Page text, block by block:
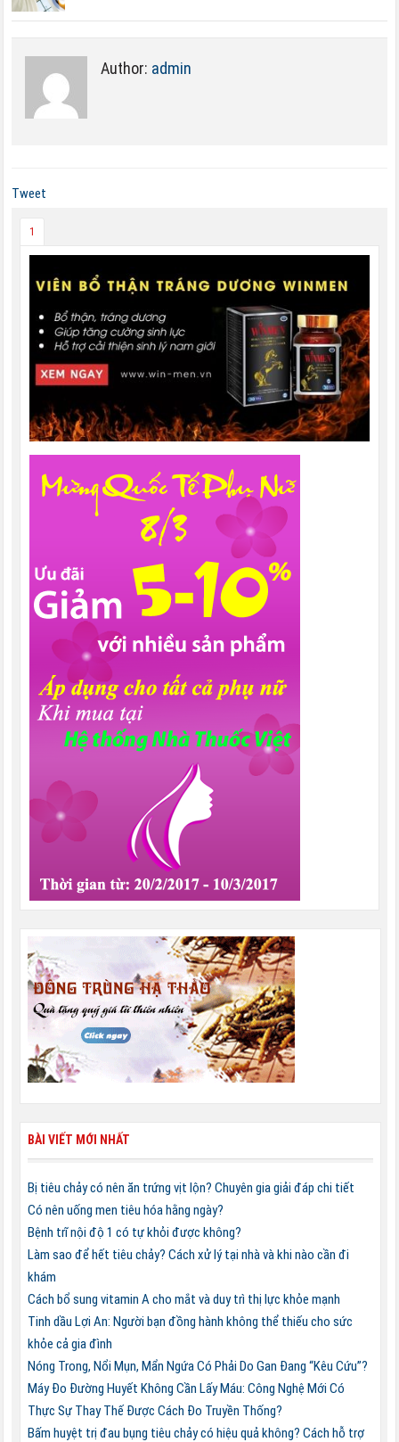
Author: admin
Tweet
1
BÀI VIẾT MỚI NHẤT
Bị tiêu chảy có nên ăn trứng vịt lộn? Chuyên gia giải đáp chi tiết
Có nên uống men tiêu hóa hằng ngày?
Bệnh trĩ nội độ 1 có tự khỏi được không?
Làm sao để hết tiêu chảy? Cách xử lý tại nhà và khi nào cần đi
khám
Cách bổ sung vitamin A cho mắt và duy trì thị lực khỏe mạnh
Tinh dầu Lợi An: Người bạn đồng hành không thể thiếu cho sức
khỏe cả gia đình
Nóng Trong, Nổi Mụn, Mẩn Ngứa Có Phải Do Gan Đang “Kêu Cứu”?
Máy Đo Đường Huyết Không Cần Lấy Máu: Công Nghệ Mới Có
Thực Sự Thay Thế Được Cách Đo Truyền Thống?
Bấm huyệt trị đau bụng tiêu chảy có hiệu quả không? Cách hỗ trợ